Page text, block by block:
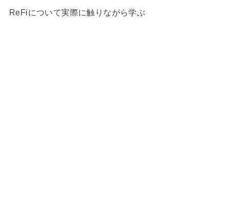
ReFiについて実際に触りながら学ぶ